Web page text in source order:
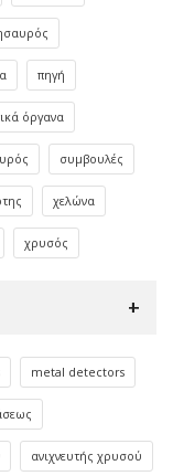
πηγή
όργανα
συμβουλές
χελώνα
χρυσός
metal detectors
ανιχνευτής χρυσού